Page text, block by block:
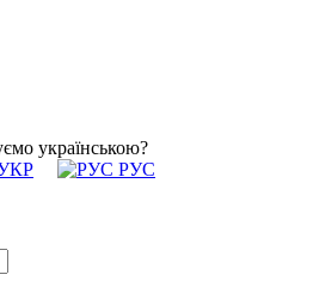
українською?
РУС